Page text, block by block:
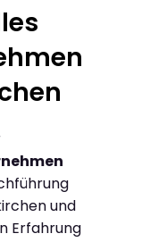
und
Erfahrung